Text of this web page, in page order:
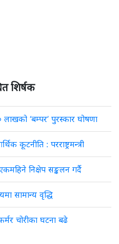
शिर्षक
लाखको ‘बम्पर’ पुरस्कार घोषणा
कूटनीति : परराष्ट्रमन्त्री
निक्षेप सङ्कलन गर्दै
सामान्य वृद्धि
चोरीका घटना बढे